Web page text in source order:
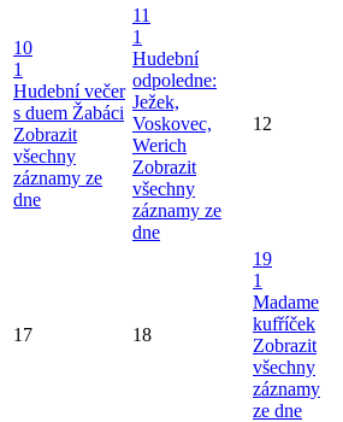
10
1
Hudební večer
s duem Žabáci
Zobrazit
všechny
záznamy ze
dne
11
1
Hudební
odpoledne:
Ježek,
Voskovec,
Werich
Zobrazit
všechny
záznamy ze
dne
12
17 18
19
1
Madame
kufříček
Zobrazit
všechny
záznamy
ze dne